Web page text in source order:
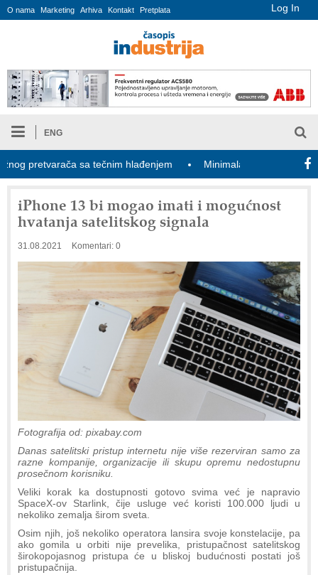
Log In
O nama Marketing Arhiva Kontakt Pretplata
ENG
sa tečnim hlađenjem Minimalac 2027: Sindikati
iPhone 13 bi mogao imati i mogućnost
hvatanja satelitskog signala
31.08.2021 Komentari: 0
Fotografija od: pixabay.com
Danas satelitski pristup internetu nije više rezerviran samo za
razne kompanije, organizacije ili skupu opremu nedostupnu
prosečnom korisniku.
Veliki korak ka dostupnosti gotovo svima već je napravio
SpaceX-ov Starlink, čije usluge već koristi 100.000 ljudi u
nekoliko zemalja širom sveta.
Osim njih, još nekoliko operatora lansira svoje konstelacije, pa
ako gomila u orbiti nije prevelika, pristupačnost satelitskog
širokopojasnog pristupa će u bliskoj budućnosti postati još
pristupačnija.